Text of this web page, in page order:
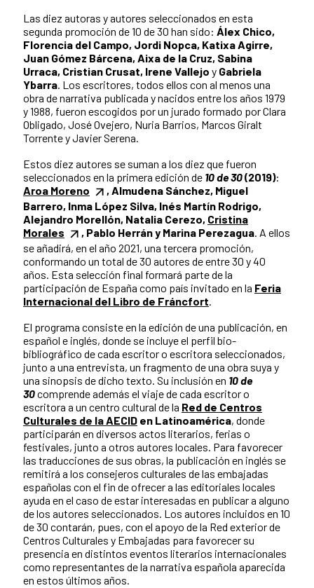
Las diez autoras y autores seleccionados en esta
segunda promoción de 10 de 30 han sido: Álex Chico,
Florencia del Campo, Jordi Nopca, Katixa Agirre,
Juan Gómez Bárcena, Aixa de la Cruz, Sabina
Urraca, Cristian Crusat, Irene Vallejo y Gabriela
Ybarra. Los escritores, todos ellos con al menos una
obra de narrativa publicada y nacidos entre los años 1979
y 1988, fueron escogidos por un jurado formado por Clara
Obligado, José Ovejero, Nuria Barrios, Marcos Giralt
Torrente y Javier Serena.
Estos diez autores se suman a los diez que fueron
seleccionados en la primera edición de 10 de 30(2019):
Aroa Moreno
, Almudena Sánchez, Miguel
Barrero, Inma López Silva, Inés Martín Rodrigo,
Alejandro Morellón, Natalia Cerezo, Cristina
Morales
, Pablo Herrán y Marina Perezagua. A ellos
se añadirá, en el año 2021, una tercera promoción,
conformando un total de 30 autores de entre 30 y 40
años. Esta selección final formará parte de la
participación de España como país invitado en la Feria
Internacional del Libro de Fráncfort.
El programa consiste en la edición de una publicación, en
español e inglés, donde se incluye el perfil bio-
bibliográfico de cada escritor o escritora seleccionados,
junto a una entrevista, un fragmento de una obra suya y
una sinopsis de dicho texto. Su inclusión en 10 de
30comprende además el viaje de cada escritor o
escritora a un centro cultural de la Red de Centros
Culturales de la AECID en Latinoamérica, donde
participarán en diversos actos literarios, ferias o
festivales, junto a otros autores locales. Para favorecer
las traducciones de sus obras, la publicación en inglés se
remitirá a los consejeros culturales de las embajadas
españolas con el fin de ofrecer a las editoriales locales
ayuda en el caso de estar interesadas en publicar a alguno
de los autores seleccionados. Los autores incluidos en 10
de 30 contarán, pues, con el apoyo de la Red exterior de
Centros Culturales y Embajadas para favorecer su
presencia en distintos eventos literarios internacionales
como representantes de la narrativa española aparecida
en estos últimos años.